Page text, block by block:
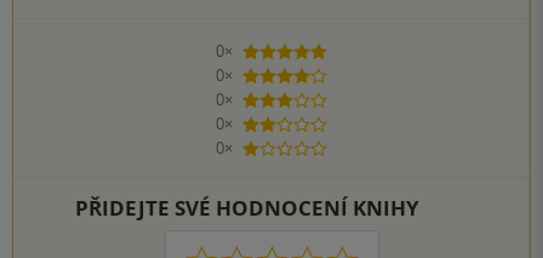
0×
5 hvězdiček
0×
4 hvězdičky
0×
3 hvězdičky
0×
2 hvězdičky
0×
1 hvezdička
PŘIDEJTE SVÉ HODNOCENÍ KNIHY